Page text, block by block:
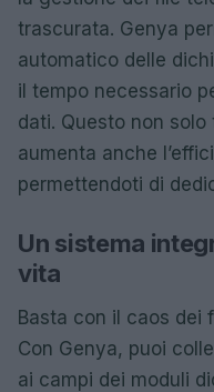
trascurata. Genya
automatico delle
il tempo necessario
dati. Questo non
aumenta anche
permettendoti di
Un sistema
vita
Basta con il caos dei
Con Genya, puoi
ai campi dei moduli